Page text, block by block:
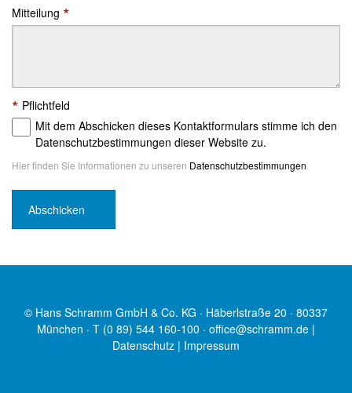
Mitteilung *
* Pflichtfeld
Mit dem Abschicken dieses Kontaktformulars stimme ich den
Datenschutzbestimmungen dieser Website zu.
Hier finden Sie Informationen zu unseren Datenschutzbestimmungen
© Hans Schramm GmbH & Co. KG · Häberlstraße 20 · 80337
München · T (0 89) 544 160-100 · office@schramm.de |
Datenschutz | Impressum